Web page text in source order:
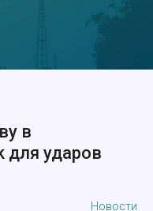
в
для ударов
Новости